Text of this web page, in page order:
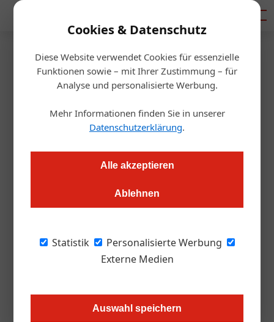
Cookies & Datenschutz
Diese Website verwendet Cookies für essenzielle
Funktionen sowie – mit Ihrer Zustimmung – für
Analyse und personalisierte Werbung.
Mehr Informationen finden Sie in unserer
Datenschutzerklärung.
Alle akzeptieren
Ablehnen
Statistik
Personalisierte Werbung
Externe Medien
Auswahl speichern
Startseite/Gastro & Hotel
Schladming-Dachstein bietet
„4-Berge-Naschtour“
Schifahren und Kulinarik: Das neue Package ist ein
Erlebnisangebot im Rahmen von „Ski amadé made my day“.
Man muss kein VIP sein, um sich wie ein VIP
zu fühlen: Gäste der der
ab Jänner die Möglichkeit, ein neues,
kulinarisches Spezialangebot in Anspruch zu